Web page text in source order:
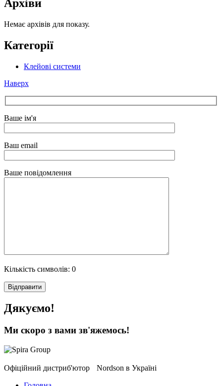
Архіви
Немає архівів для показу.
Категорії
Клейові системи
Наверх
Ваше ім'я
Ваш email
Ваше повідомлення
Кількість символів: 0
Дякуємо!
Ми скоро з вами зв'яжемось!
Офіційний дистриб'ютор Nordson в Україні